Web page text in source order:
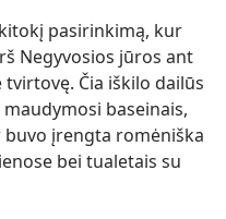
pasirinkimą, kur
Negyvosios jūros ant
Čia iškilo dailūs
baseinais,
įrengta romėniška
bei tualetais su